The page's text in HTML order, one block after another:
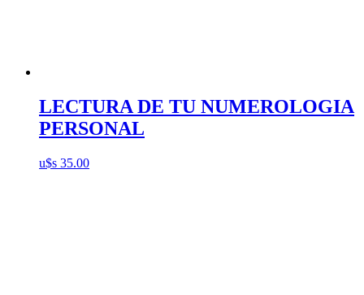
LECTURA DE TU NUMEROLOGIA
PERSONAL
u$s 35.00